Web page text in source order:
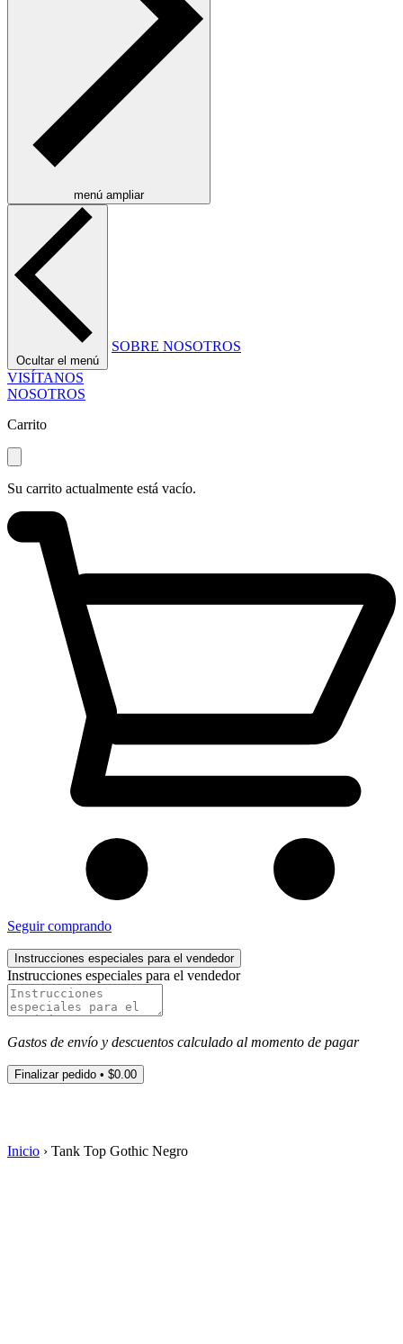
menú ampliar
Ocultar el menú
SOBRE NOSOTROS
VISÍTANOS
NOSOTROS
Carrito
Su carrito actualmente está vacío.
Seguir comprando
Instrucciones especiales para el vendedor
Instrucciones especiales para el vendedor
Gastos de envío y descuentos calculado al momento de pagar
Finalizar pedido • $0.00
Inicio › Tank Top Gothic Negro